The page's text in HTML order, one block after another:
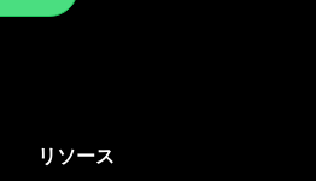
リソース